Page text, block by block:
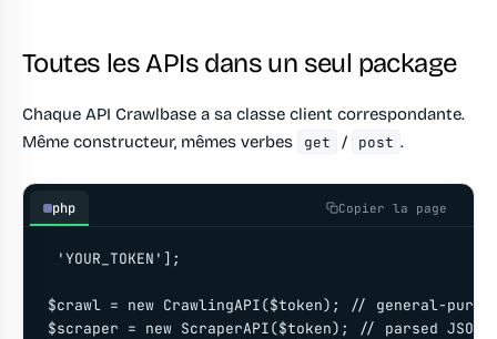
Toutes les APIs dans un seul package
Chaque API Crawlbase a sa classe client correspondante.
Même constructeur, mêmes verbes
get / post .
php Copier la page
'YOUR_TOKEN'];
$crawl = new CrawlingAPI($token); // general-
$scraper = new ScraperAPI($token); // parsed